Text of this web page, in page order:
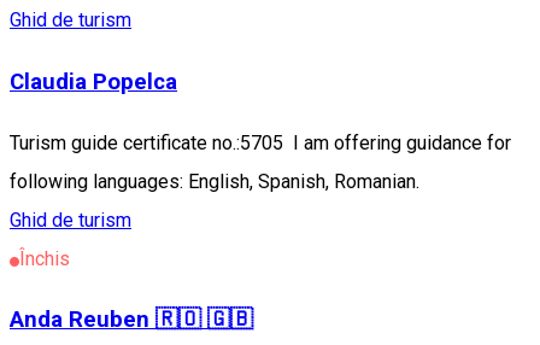
Ghid de turism
Claudia Popelca
Turism guide certificate no.:5705 I am offering guidance for
following languages: English, Spanish, Romanian.
Ghid de turism
Închis
Anda Reuben 🇷🇴 🇬🇧